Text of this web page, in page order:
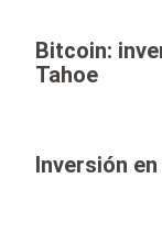
Bitcoin:
Tahoe
Inversión